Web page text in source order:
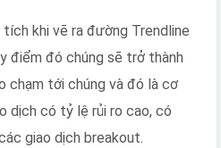
tích khi vẽ ra đường Trendline
điểm đó chúng sẽ trở thành
chạm tới chúng và đó là cơ
dịch có tỷ lệ rủi ro cao, có
giao dịch breakout.